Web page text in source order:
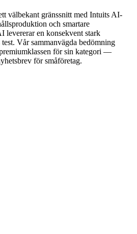
välbekant gränssnitt med Intuits AI-
och smartare
levererar en konsekvent stark
Vår sammanvägda bedömning
för sin kategori —
för småföretag.